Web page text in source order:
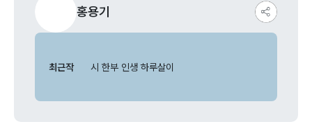
홍용기
최근작 시 한부 인생 하루살이